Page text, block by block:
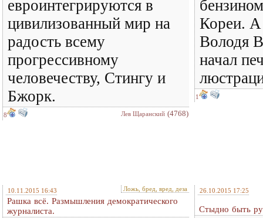
евроинтегрируются в
цивилизованный мир на
радость всему
прогрессивному
человечеству, Стингу и
Бжорк.
8 Лев Щаранский (4768)
Кореи. А
Володя
начал
1
10.11.2015 16:43 Ложь, бред, вред, деза
Рашка всё. Размышления демократического
журналиста.
26.10.2015 17:25
Стыдно быть